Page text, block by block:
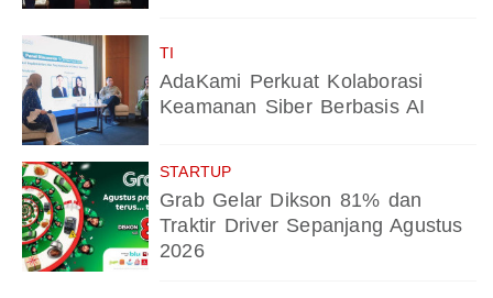
TI
AdaKami Perkuat Kolaborasi
Keamanan Siber Berbasis AI
STARTUP
Grab Gelar Dikson 81% dan
Traktir Driver Sepanjang Agustus
2026